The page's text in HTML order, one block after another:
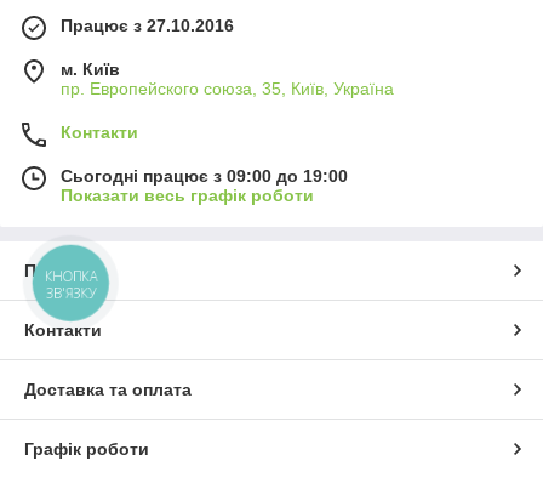
Працює з 27.10.2016
м. Київ
пр. Европейского союза, 35, Київ, Україна
Контакти
Сьогодні працює з 09:00 до 19:00
Показати весь графік роботи
Про нас
Контакти
Доставка та оплата
Графік роботи
КНОПКА
ЗВ'ЯЗКУ